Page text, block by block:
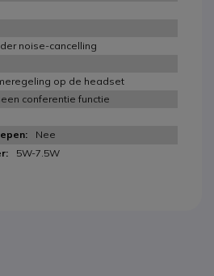
noise-cancelling
op de headset
conferentie functie
Nee
5W-7.5W